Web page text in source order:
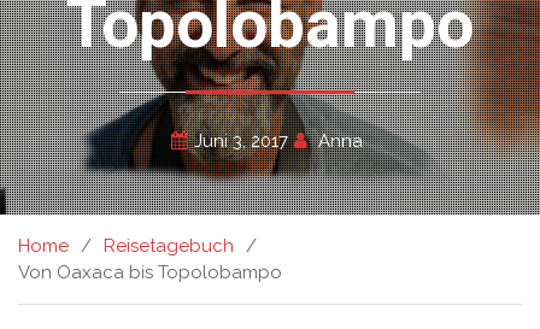
Topolobampo
Juni 3, 2017 Anna
Home
Reisetagebuch
Von Oaxaca bis Topolobampo